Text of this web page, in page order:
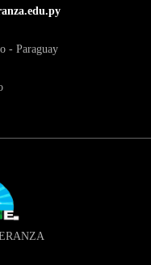
- Paraguay